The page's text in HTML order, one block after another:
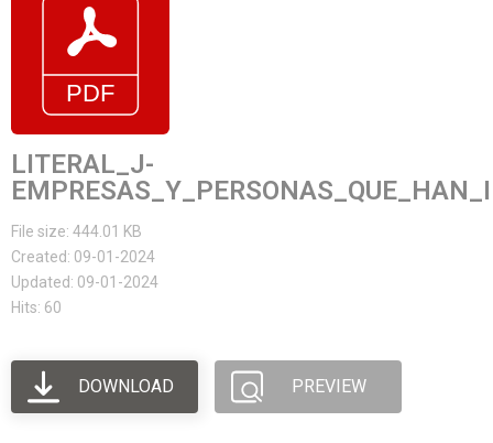
LITERAL_J-
File size: 444.01 KB
Created: 09-01-2024
Updated: 09-01-2024
Hits: 60
DOWNLOAD PREVIEW